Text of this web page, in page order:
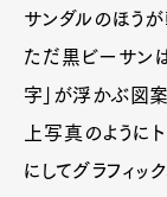
サンダルのほうが
ただ黒ビーサン
字」が浮かぶ図案
上写真のように
にしてグラフィッ